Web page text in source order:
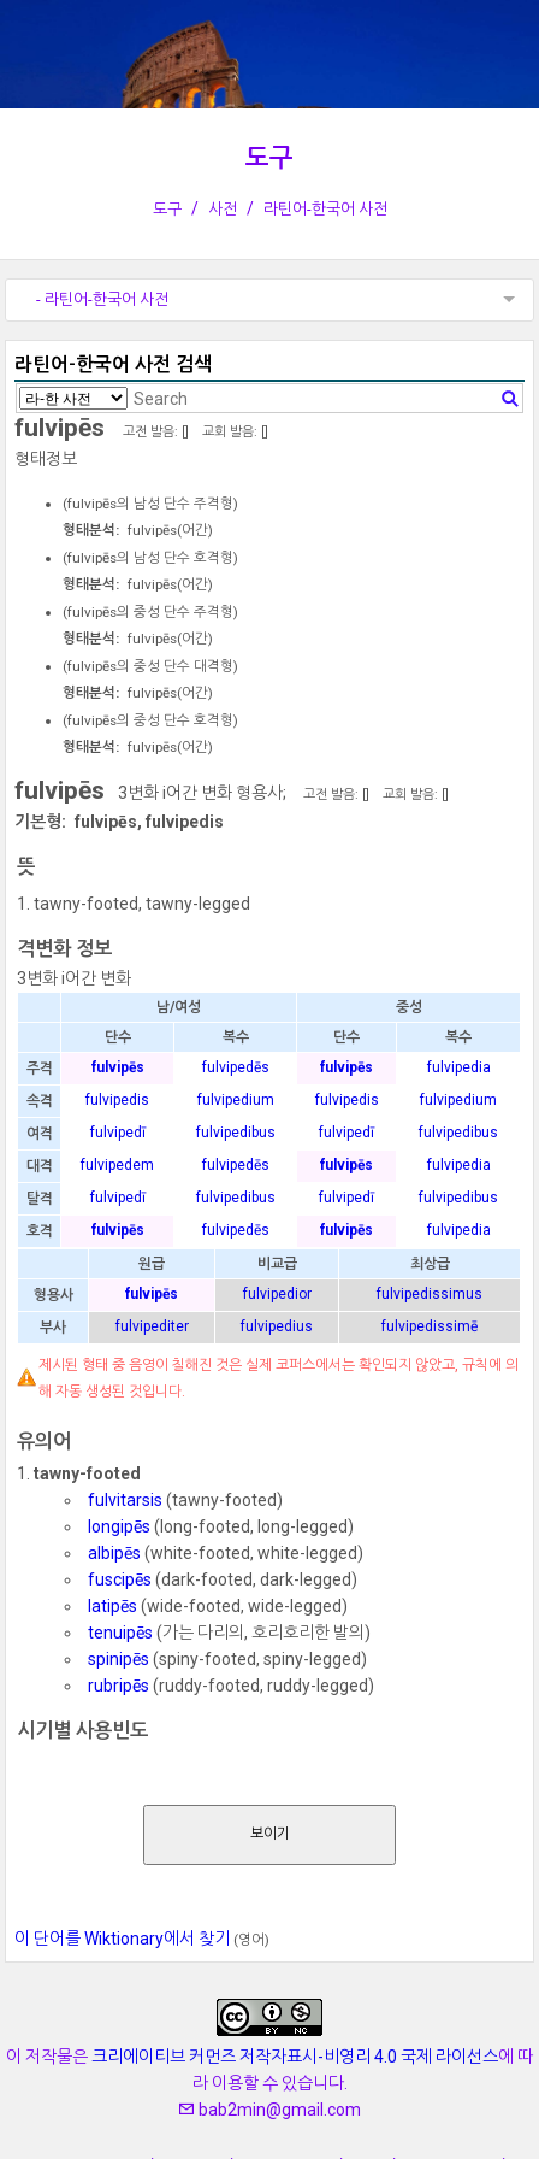
도구
도구 사전 라틴어-한국어 사전
- 라틴어-한국어 사전
라틴어-한국어 사전 검색
fulvipēs 고전 발음: [] 교회 발음: []
형태정보
(fulvipēs의 남성 단수 주격형)
형태분석: fulvipēs(어간)
(fulvipēs의 남성 단수 호격형)
형태분석: fulvipēs(어간)
(fulvipēs의 중성 단수 주격형)
형태분석: fulvipēs(어간)
(fulvipēs의 중성 단수 대격형)
형태분석: fulvipēs(어간)
(fulvipēs의 중성 단수 호격형)
형태분석: fulvipēs(어간)
fulvipēs 3변화 i어간 변화 형용사; 고전 발음: [] 교회 발음: []
기본형: fulvipēs, fulvipedis
뜻
tawny-footed, tawny-legged
격변화 정보
3변화 i어간 변화
남/여성
중성
단수
복수 단수
복수
주격
fulvipēs fulvipedēs fulvipēs
fulvipedia
속격
fulvipedis fulvipedium fulvipedis
fulvipedium
여격
fulvipedī fulvipedibus fulvipedī
fulvipedibus
대격
fulvipedem fulvipedēs fulvipēs
fulvipedia
탈격
fulvipedī fulvipedibus fulvipedī
fulvipedibus
호격
fulvipēs fulvipedēs fulvipēs
fulvipedia
원급
비교급
최상급
형용사
fulvipēs fulvipedior
fulvipedissimus
부사
fulvipediter fulvipedius fulvipedissimē
제시된 형태 중 음영이 칠해진 것은 실제 코퍼스에서는 확인되지 않았고, 규칙에 의
해 자동 생성된 것입니다.
유의어
tawny-footed
fulvitarsis (tawny-footed)
longipēs (long-footed, long-legged)
albipēs (white-footed, white-legged)
fuscipēs (dark-footed, dark-legged)
latipēs (wide-footed, wide-legged)
tenuipēs (가는 다리의, 호리호리한 발의)
spinipēs (spiny-footed, spiny-legged)
rubripēs (ruddy-footed, ruddy-legged)
시기별 사용빈도
보이기
이 단어를 Wiktionary에서 찾기 (영어)
이 저작물은크리에이티브 커먼즈 저작자표시-비영리 4.0 국제 라이선스에 따
라 이용할 수 있습니다.
bab2min@gmail.com